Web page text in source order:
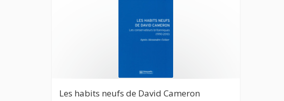
Les habits neufs de David Cameron